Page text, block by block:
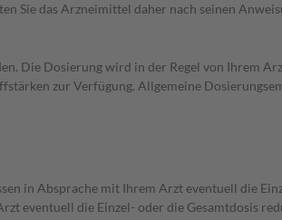
Sie das Arzneimittel daher nach seinen
Die Dosierung wird in der Regel von Ihrem
zur Verfügung. Allgemeine
in Absprache mit Ihrem Arzt eventuell die
eventuell die Einzel- oder die Gesamtdosis